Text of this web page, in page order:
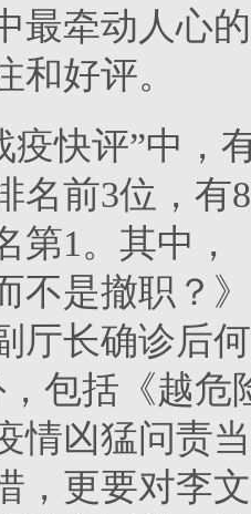
最牵动人心
和好评。
疫快评”中，
名前3位，有
第1。其中
不是撤职？
厅长确诊后
，包括《越
情凶猛问责
，更要对李